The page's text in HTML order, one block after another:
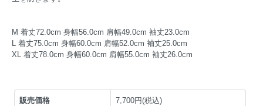
M 着丈72.0cm 身幅56.0cm 肩幅49.0cm 袖丈23.0cm
L 着丈75.0cm 身幅60.0cm 肩幅52.0cm 袖丈25.0cm
XL 着丈78.0cm 身幅60.0cm 肩幅55.0cm 袖丈26.0cm
販売価格 7,700円(税込)